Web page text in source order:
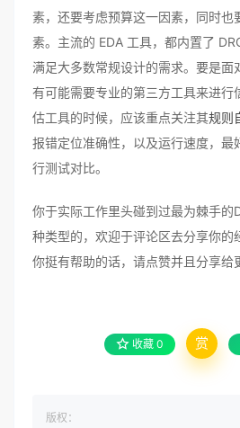
素，还要考虑预算这一因素，同时也
素。主流的 EDA 工具，都内置了
满足大多数常规设计的需求。要是面
有可能需要专业的第三方工具来进行
估工具的时候，应该重点关注其规则
报错定位准确性，以及运行速度，最
行测试对比。
你于实际工作里头碰到过最为棘手的
种类型的，欢迎于评论区去分享你的
你挺有帮助的话，请点赞并且分享给
收藏 0 赏
版权：